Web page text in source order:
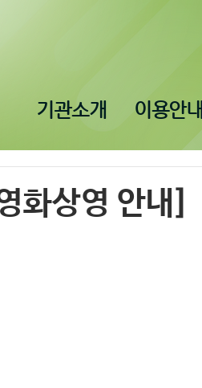
기관소개 이용안내
화상영 안내]